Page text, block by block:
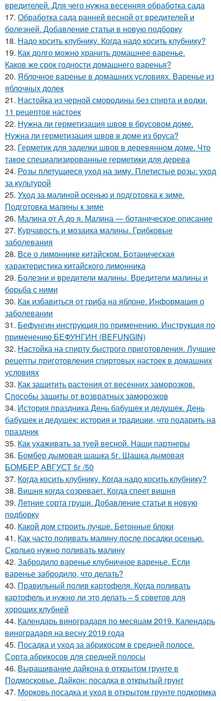
вредителей. Для чего нужна весенняя обработка сада
17. Обработка сада ранней весной от вредителей и
болезней. Добавление статьи в новую подборку
18. Надо косить клубнику. Когда надо косить клубнику?
19. Как долго можно хранить домашнее варенье.
Каков же срок годности домашнего варенья?
20. Яблочное варенье в домашних условиях. Варенье из
яблочных долек
21. Настойка из черной смородины без спирта и водки.
11 рецептов настоек
22. Нужна ли герметизация швов в брусовом доме.
Нужна ли герметизация швов в доме из бруса?
23. Герметик для заделки швов в деревянном доме. Что
такое специализированные герметики для дерева
24. Розы плетущиеся уход на зиму. Плетистые розы: уход
за культурой
25. Уход за малиной осенью и подготовка к зиме.
Подготовка малины к зиме
26. Малина от А до я. Малина — ботаническое описание
27. Курчавость и мозаика малины. Грибковые
заболевания
28. Все о лимоннике китайском. Ботаническая
характеристика китайского лимонника
29. Болезни и вредители малины. Вредители малины и
борьба с ними
30. Как избавиться от гриба на яблоне. Информация о
заболевании
31. Бефунгин инструкция по применению. Инструкция по
применению БЕФУНГИН (BEFUNGIN)
32. Настойка на спирту быстрого приготовления. Лучшие
рецепты приготовления спиртовых настоек в домашних
условиях
33. Как защитить растения от весенних заморозков.
Способы защиты от возвратных заморозков
34. История праздника День бабушек и дедушек. День
бабушек и дедушек: история и традиции, что подарить на
праздник
35. Как ухаживать за туей весной. Наши партнеры
36. Бомбер дымовая шашка 5г. Шашка дымовая
БОМБЕР АВГУСТ 5г /50
37. Когда косить клубнику. Когда надо косить клубнику?
38. Вишня когда созревает. Когда спеет вишня
39. Летние сорта груши. Добавление статьи в новую
подборку
40. Какой дом строить лучше. Бетонные блоки
41. Как часто поливать малину после посадки осенью.
Сколько нужно поливать малину
42. Забродило варенье клубничное варенье. Если
варенье забродило, что делать?
43. Правильный полив картофеля. Когда поливать
картофель и нужно ли это делать – 5 советов для
хороших клубней
44. Календарь виноградаря по месяцам 2019. Календарь
виноградаря на весну 2019 года
45. Посадка и уход за абрикосом в средней полосе.
Сорта абрикосов для средней полосы
46. Выращивание дайкона в открытом грунте в
Подмосковье. Дайкон: посадка в открытый грунт
47. Морковь посадка и уход в открытом грунте подкормка